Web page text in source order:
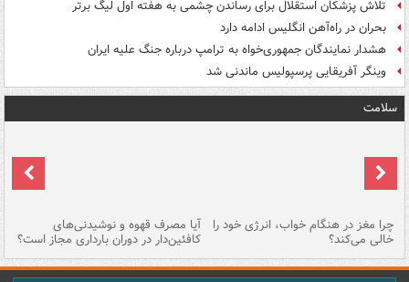
تلاش پزشکان استقلال برای رساندن چشمی به هفته اول لیگ برتر
بحران در راه‌آهن انگلیس ادامه دارد
هشدار نمایندگان جمهوری‌خواه به ترامپ درباره جنگ علیه ایران
وینگر آفریقایی پرسپولیس ماندنی شد
سلامت
چرا مغز در هنگام خواب، انرژی خود را
خالی می‌کند؟
آیا مصرف قهوه و نوشیدنی‌های
کافئین‌دار در دوران بارداری مجاز است؟